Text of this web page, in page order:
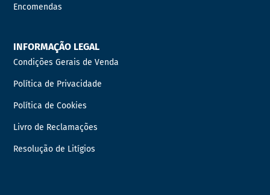
Encomendas
INFORMAÇÃO LEGAL
Condições Gerais de Venda
Política de Privacidade
Política de Cookies
Livro de Reclamações
Resolução de Litígios